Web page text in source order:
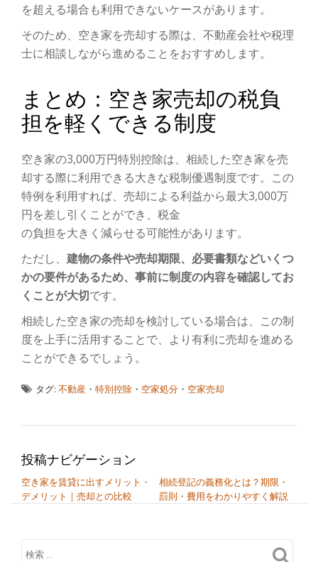
を超える場合も利用できないケースがあります。
そのため、空き家を売却する際は、不動産会社や税理
士に相談しながら進めることをおすすめします。
まとめ：空き家売却の税負
担を軽くできる制度
空き家の3,000万円特別控除は、相続した空き家を売
却する際に利用できる大きな税制優遇制度です。この
特例を利用すれば、売却による利益から最大3,000万
円を差し引くことができ、税金
の負担を大きく減らせる可能性があります。
ただし、 建物の条件や売却期限、必要書類などいくつ
かの要件があるため、事前に制度の内容を確認してお
くことが大切です。
相続した空き家の売却を検討している場合は、この制
度を上手に活用することで、より有利に売却を進める
ことができるでしょう。
タグ: 不動産 ・ 特別控除 ・ 空家処分 ・ 空家売却
投稿ナビゲーション
空き家を賃貸に出すメリット・
デメリット｜売却との比較
相続登記の義務化とは？期限・
罰則・費用をわかりやすく解説